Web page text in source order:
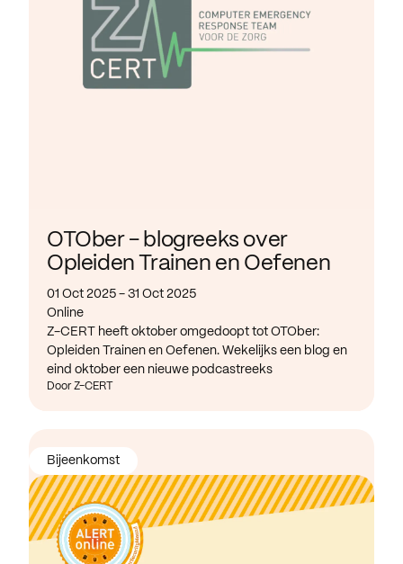
OTOber - blogreeks over
Opleiden Trainen en Oefenen
01 Oct 2025 - 31 Oct 2025
Online
Z-CERT heeft oktober omgedoopt tot OTOber:
Opleiden Trainen en Oefenen. Wekelijks een blog en
eind oktober een nieuwe podcastreeks
Door Z-CERT
Bijeenkomst